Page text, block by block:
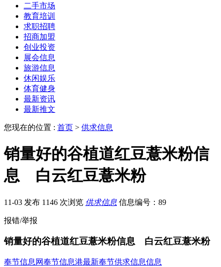
二手市场
教育培训
求职招聘
招商加盟
创业投资
展会信息
旅游信息
休闲娱乐
体育健身
最新资讯
最新推文
您现在的位置 : 首页 > 供求信息
销量好的谷植道红豆薏米粉信
息 白云红豆薏米粉
11-03 发布 1146 次浏览 供求信息 信息编号：89
报错/举报
销量好的谷植道红豆薏米粉信息 白云红豆薏米粉
奉节信息网奉节信息港最新奉节供求信息信息